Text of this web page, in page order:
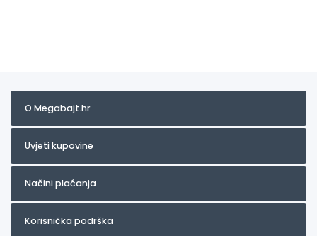
O Megabajt.hr
Uvjeti kupovine
Načini plaćanja
Korisnička podrška